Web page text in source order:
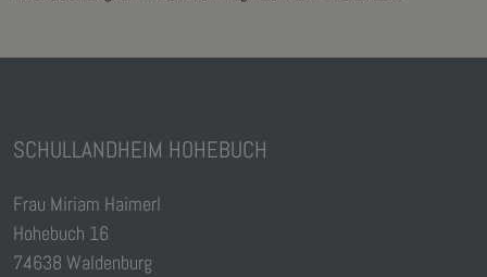
SCHULLANDHEIM HOHEBUCH
Frau Miriam Haimerl
Hohebuch 16
74638 Waldenburg